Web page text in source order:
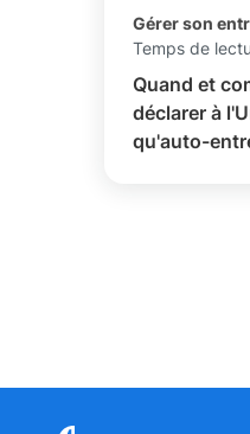
Gérer son
Temps de
Quand et
déclarer à
qu'auto-